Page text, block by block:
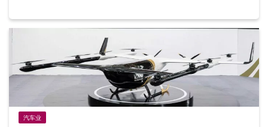
汽车业